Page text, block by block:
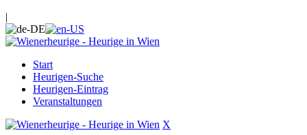
|
Start
Heurigen-Suche
Heurigen-Eintrag
Veranstaltungen
X